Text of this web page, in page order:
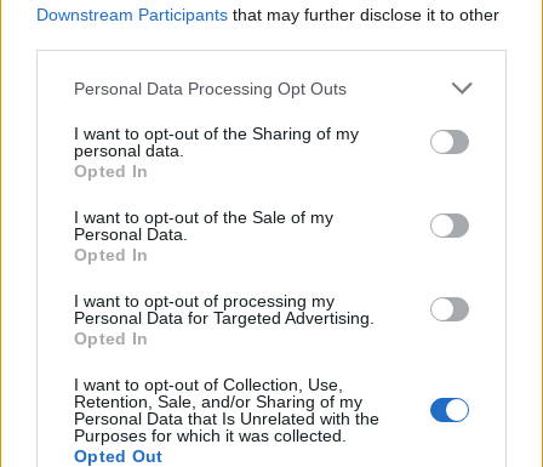
Downstream Participants that may further disclose it to other
Please note that this website/app uses one or more Google
not limited to your visit or usage behaviour. You may click to
grant or deny consent to Google and its third-party tags to
use your data for below specified purposes in below Google
consent section.
Personal Data Processing Opt Outs
I want to opt-out of the Sharing of my
personal data.
Opted In
I want to opt-out of the Sale of my
Personal Data.
Opted In
I want to opt-out of processing my
Personal Data for Targeted Advertising.
Opted In
I want to opt-out of Collection, Use,
Retention, Sale, and/or Sharing of my
Personal Data that Is Unrelated with the
Purposes for which it was collected.
Opted Out
protagonisti
Test tunnel Olbia: rampe chiuse ancora fino a
amate dell’estate 2026